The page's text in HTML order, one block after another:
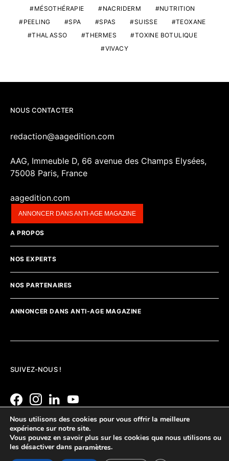
MÉSOTHÉRAPIE
NACRIDERM
NUTRITION
PEELING
SPA SPAS SUISSE
TEOXANE
THALASSO
THERMES
TOXINE BOTULIQUE
VIVACY
NOUS CONTACTER
redaction@aagedition.com
AAG, Immeuble D, 66 avenue des Champs Elysées,
75008 Paris, France
aagedition.com
ANNONCER DANS ANTI-AGE MAGAZINE
A PROPOS
NOS EXPERTS
NOS PARTENAIRES
ANNONCER DANS ANTI-AGE MAGAZINE
SUIVEZ-NOUS !
Nous utilisons des cookies pour vous offrir la meilleure
expérience sur notre site.
Vous pouvez en savoir plus sur les cookies que nous utilisons ou
les désactiver dans paramètres.